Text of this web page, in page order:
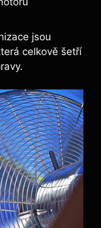
jsou
celkově šetří